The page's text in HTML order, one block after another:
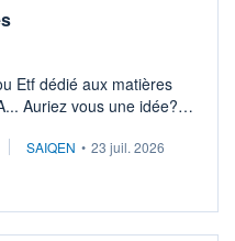
Etf dédié aux matières
Auriez vous une idée?
SAIQEN • 23 juil. 2026